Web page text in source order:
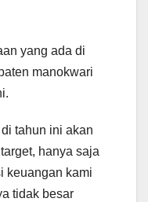
yang ada di
manokwari
tahun ini akan
hanya saja
keuangan kami
tidak besar